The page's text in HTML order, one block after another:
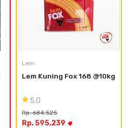
Lem
Lem Kuning Fox 168 @10kg
5.0
Rp. 684.525
Rp. 595.239